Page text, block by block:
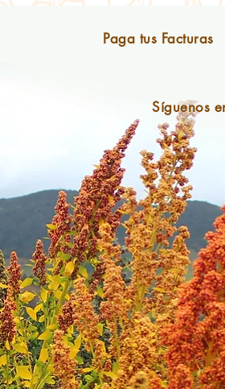
Paga tus Facturas
Síguenos